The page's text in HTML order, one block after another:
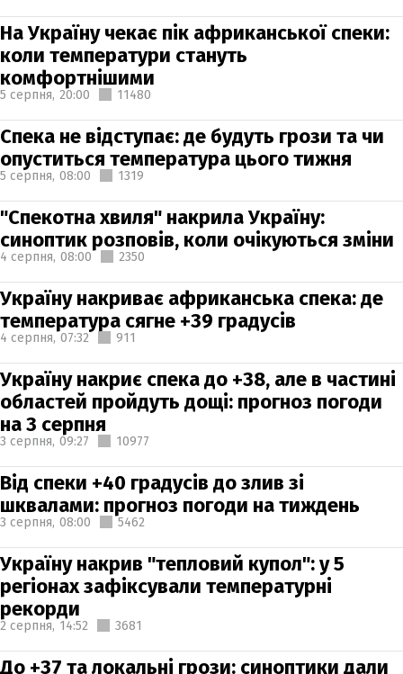
На Україну чекає пік африканської спеки:
коли температури стануть
комфортнішими
5 серпня, 20:00 11480
Спека не відступає: де будуть грози та чи
опуститься температура цього тижня
5 серпня, 08:00 1319
"Спекотна хвиля" накрила Україну:
синоптик розповів, коли очікуються зміни
4 серпня, 08:00 2350
Україну накриває африканська спека: де
температура сягне +39 градусів
4 серпня, 07:32 911
Україну накриє спека до +38, але в частині
областей пройдуть дощі: прогноз погоди
на 3 серпня
3 серпня, 09:27 10977
Від спеки +40 градусів до злив зі
шквалами: прогноз погоди на тиждень
3 серпня, 08:00 5462
Україну накрив "тепловий купол": у 5
регіонах зафіксували температурні
рекорди
2 серпня, 14:52 3681
До +37 та локальні грози: синоптики дали